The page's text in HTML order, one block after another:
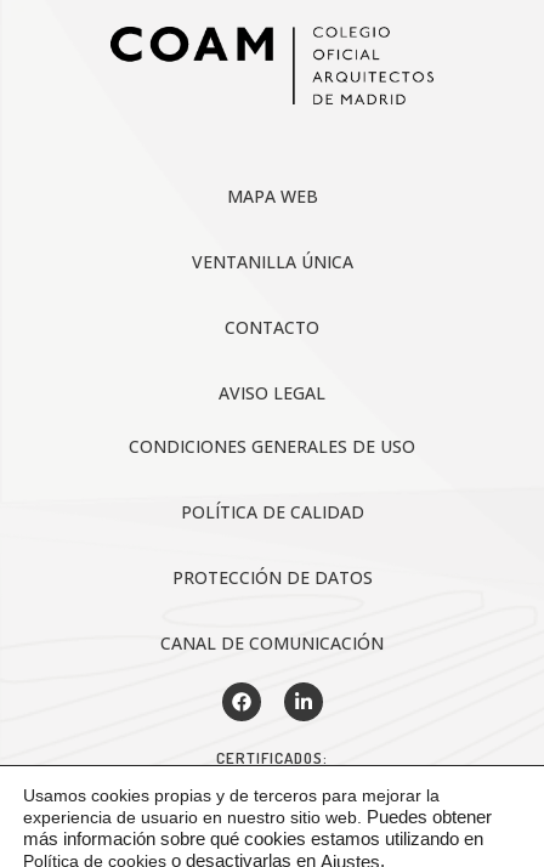
MAPA WEB
VENTANILLA ÚNICA
CONTACTO
AVISO LEGAL
CONDICIONES GENERALES DE USO
POLÍTICA DE CALIDAD
PROTECCIÓN DE DATOS
CANAL DE COMUNICACIÓN
CERTIFICADOS:
Usamos cookies propias y de terceros para mejorar la
experiencia de usuario en nuestro sitio web.
Puedes obtener
más información sobre qué cookies estamos utilizando en
Política de cookies o desactivarlas en Ajustes.